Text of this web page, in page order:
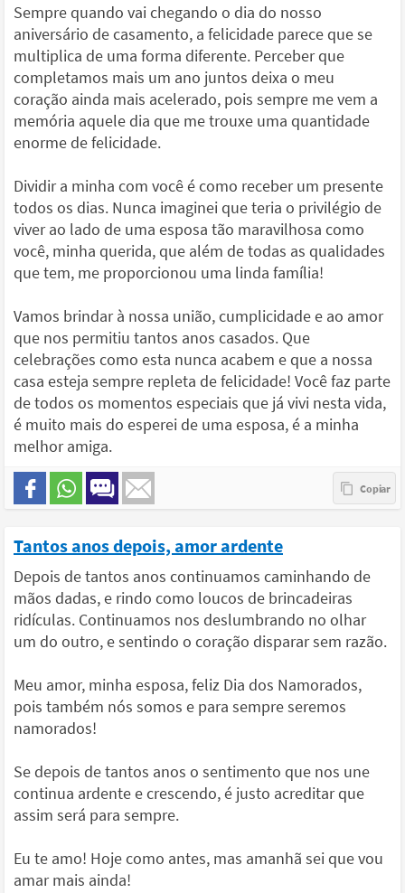
Sempre quando vai chegando o dia do nosso
aniversário de casamento, a felicidade parece que se
multiplica de uma forma diferente. Perceber que
completamos mais um ano juntos deixa o meu
coração ainda mais acelerado, pois sempre me vem a
memória aquele dia que me trouxe uma quantidade
enorme de felicidade.
Dividir a minha com você é como receber um presente
todos os dias. Nunca imaginei que teria o privilégio de
viver ao lado de uma esposa tão maravilhosa como
você, minha querida, que além de todas as qualidades
que tem, me proporcionou uma linda família!
Vamos brindar à nossa união, cumplicidade e ao amor
que nos permitiu tantos anos casados. Que
celebrações como esta nunca acabem e que a nossa
casa esteja sempre repleta de felicidade! Você faz parte
de todos os momentos especiais que já vivi nesta vida,
é muito mais do esperei de uma esposa, é a minha
melhor amiga.
Tantos anos depois, amor ardente
Depois de tantos anos continuamos caminhando de
mãos dadas, e rindo como loucos de brincadeiras
ridículas. Continuamos nos deslumbrando no olhar
um do outro, e sentindo o coração disparar sem razão.
Meu amor, minha esposa, feliz Dia dos Namorados,
pois também nós somos e para sempre seremos
namorados!
Se depois de tantos anos o sentimento que nos une
continua ardente e crescendo, é justo acreditar que
assim será para sempre.
Eu te amo! Hoje como antes, mas amanhã sei que vou
amar mais ainda!